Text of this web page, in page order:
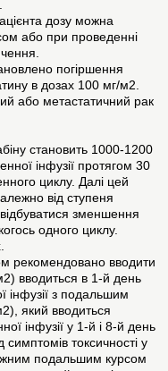
дозу можна
або при проведенні
погіршення
в дозах 100 мг/м2.
або метастатичний рак
становить 1000-1200
інфузії протягом 30
циклу. Далі цей
від ступеня
відбуватися зменшення
одного циклу.
рекомендовано вводити
вводиться в 1-й день
інфузії з подальшим
який вводиться
інфузії у 1-й і 8-й день
токсичності у
подальшим курсом